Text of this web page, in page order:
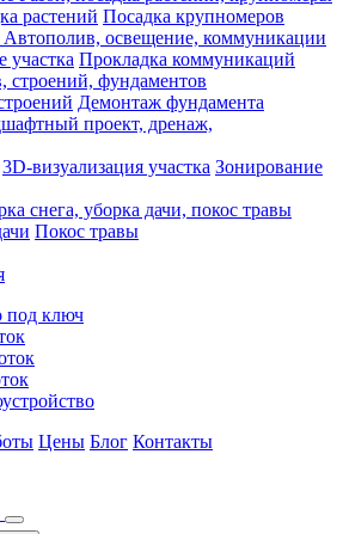
растений Посадка крупномеров
Автополив, освещение, коммуникации
участка Прокладка коммуникаций
строений, фундаментов
Демонтаж фундамента
проект, дренаж,
3D-визуализация участка Зонирование
снега, уборка дачи, покос травы
Покос травы
под ключ
Цены Блог Контакты